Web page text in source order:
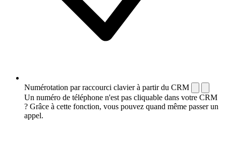
Numérotation par raccourci clavier à partir du CRM
Un numéro de téléphone n'est pas cliquable dans votre CRM
? Grâce à cette fonction, vous pouvez quand même passer un
appel.